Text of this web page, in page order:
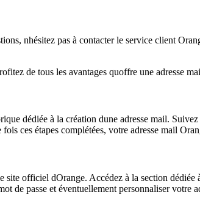
nhésitez pas à contacter le service client
de tous les avantages quoffre une adresse
dédiée à la création dune adresse mail.
ces étapes complétées, votre adresse mail
officiel dOrange. Accédez à la section dédiée
passe et éventuellement personnaliser votre